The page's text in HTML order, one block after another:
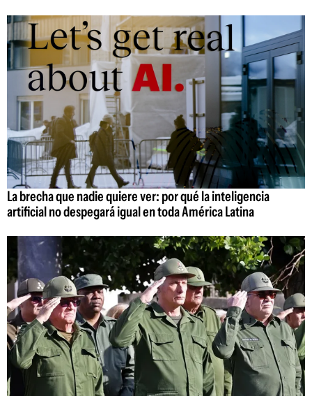
La brecha que nadie quiere ver: por qué la inteligencia
artificial no despegará igual en toda América Latina